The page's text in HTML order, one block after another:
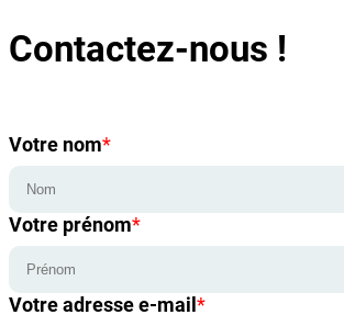
Contactez-nous !
Votre nom*
Votre prénom*
Votre adresse e-mail *